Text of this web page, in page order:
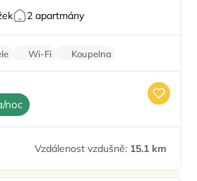
2 apartmány
Wi-Fi
Koupelna
noc
Vzdálenost vzdušně: 15.1 km